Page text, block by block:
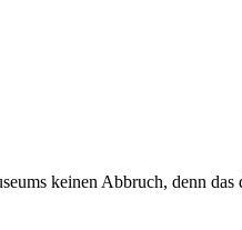
keinen Abbruch, denn